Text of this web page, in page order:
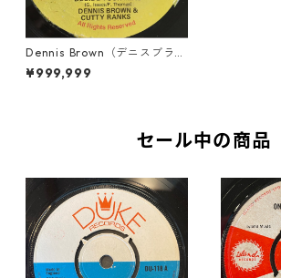
Dennis Brown（デニスブラウ
ン）, Cutty Ranks（カッティ
ランクス） - Decide Your Mi
¥999,999
セール中の商品